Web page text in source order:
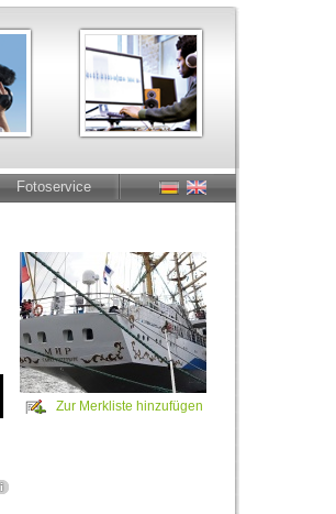
Fotoservice
Zur Merkliste hinzufügen